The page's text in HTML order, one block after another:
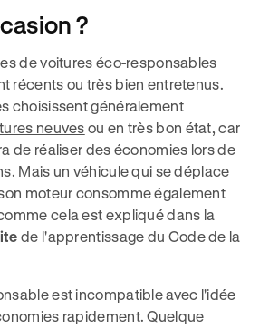
?
de voitures éco-responsables
récents ou très bien entretenus.
choisissent généralement
neuves ou en très bon état, car
de réaliser des économies lors de
Mais un véhicule qui se déplace
moteur consomme également
cela est expliqué dans la
de l'apprentissage du Code de la
est incompatible avec l'idée
rapidement. Quelque